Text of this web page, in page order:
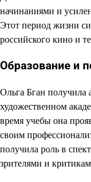
начинаниями и
Этот период жизни
российского кино и
Образование и
Ольга Бган получила
художественном
время учебы она
своим
получила роль в
зрителями и